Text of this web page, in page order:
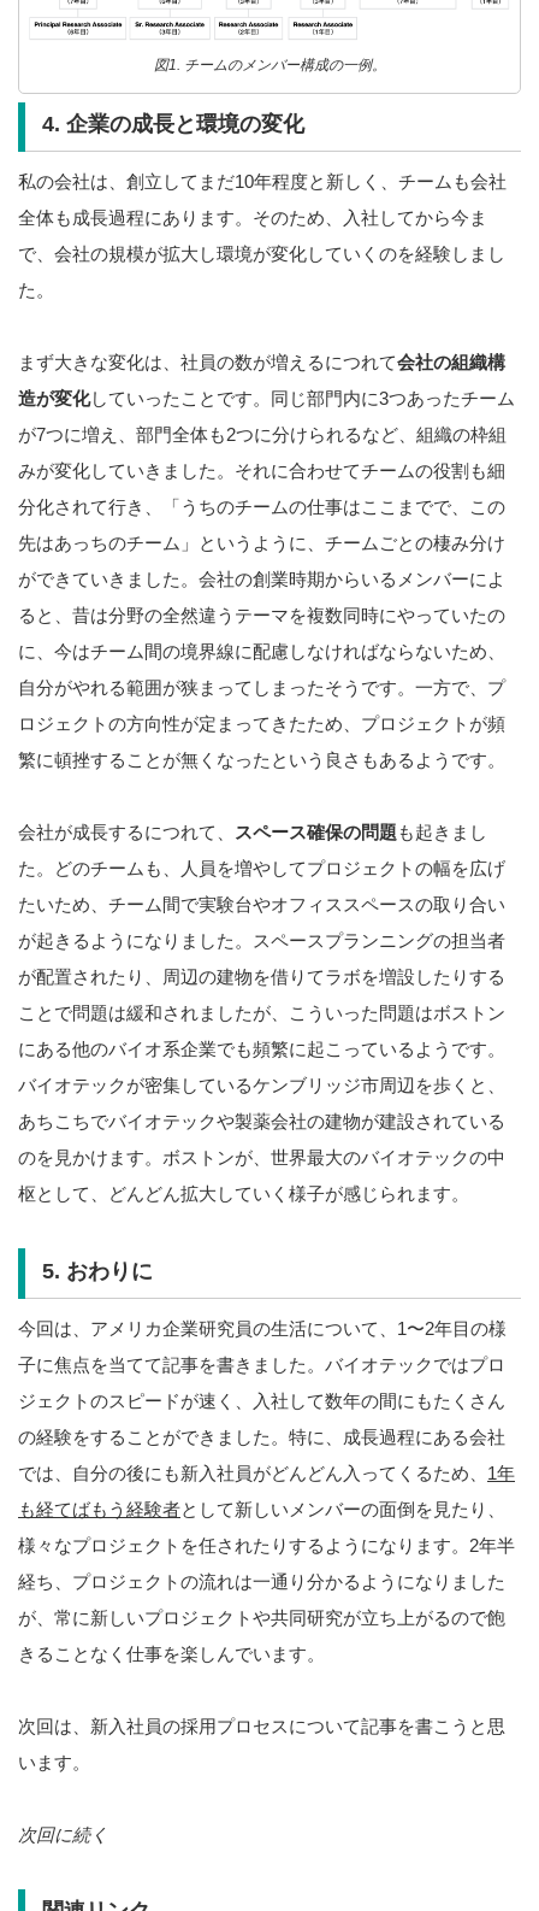
図1. チームのメンバー構成の一例。
4. 企業の成長と環境の変化
私の会社は、創立してまだ10年程度と新しく、チームも会社
全体も成長過程にあります。そのため、入社してから今ま
で、会社の規模が拡大し環境が変化していくのを経験しまし
た。
まず大きな変化は、社員の数が増えるにつれて会社の組織構
造が変化していったことです。同じ部門内に3つあったチーム
が7つに増え、部門全体も2つに分けられるなど、組織の枠組
みが変化していきました。それに合わせてチームの役割も細
分化されて行き、「うちのチームの仕事はここまでで、この
先はあっちのチーム」というように、チームごとの棲み分け
ができていきました。会社の創業時期からいるメンバーによ
ると、昔は分野の全然違うテーマを複数同時にやっていたの
に、今はチーム間の境界線に配慮しなければならないため、
自分がやれる範囲が狭まってしまったそうです。一方で、プ
ロジェクトの方向性が定まってきたため、プロジェクトが頻
繁に頓挫することが無くなったという良さもあるようです。
会社が成長するにつれて、 スペース確保の問題 も起きまし
た。どのチームも、人員を増やしてプロジェクトの幅を広げ
たいため、チーム間で実験台やオフィススペースの取り合い
が起きるようになりました。スペースプランニングの担当者
が配置されたり、周辺の建物を借りてラボを増設したりする
ことで問題は緩和されましたが、こういった問題はボストン
にある他のバイオ系企業でも頻繁に起こっているようです。
バイオテックが密集しているケンブリッジ市周辺を歩くと、
あちこちでバイオテックや製薬会社の建物が建設されている
のを見かけます。ボストンが、世界最大のバイオテックの中
枢として、どんどん拡大していく様子が感じられます。
5. おわりに
今回は、アメリカ企業研究員の生活について、1〜2年目の様
子に焦点を当てて記事を書きました。バイオテックではプロ
ジェクトのスピードが速く、入社して数年の間にもたくさん
の経験をすることができました。特に、成長過程にある会社
では、自分の後にも新入社員がどんどん入ってくるため、 1年
も経てばもう経験者として新しいメンバーの面倒を見たり、
様々なプロジェクトを任されたりするようになります。2年半
経ち、プロジェクトの流れは一通り分かるようになりました
が、常に新しいプロジェクトや共同研究が立ち上がるので飽
きることなく仕事を楽しんでいます。
次回は、新入社員の採用プロセスについて記事を書こうと思
います。
次回に続く